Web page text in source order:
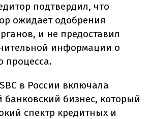
подтвердил, что
ожидает одобрения
и не предоставил
информации о
процесса.
в России включала
бизнес, который
спектр кредитных и